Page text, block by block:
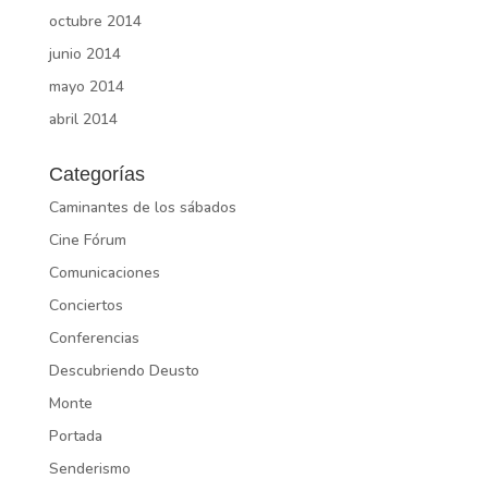
octubre 2014
junio 2014
mayo 2014
abril 2014
Categorías
Caminantes de los sábados
Cine Fórum
Comunicaciones
Conciertos
Conferencias
Descubriendo Deusto
Monte
Portada
Senderismo